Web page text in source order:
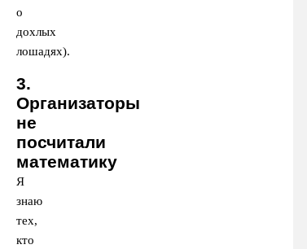
о
дохлых
лошадях).
3.
Организаторы
не
посчитали
математику
Я
знаю
тех,
кто